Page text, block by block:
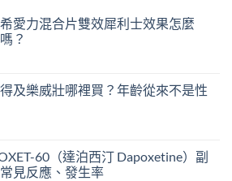
愛力混合片雙效犀利士效果怎麼
？
及樂威壯哪裡買？年齡從來不是性
60（達泊西汀 Dapoxetine）副
見反應、發生率